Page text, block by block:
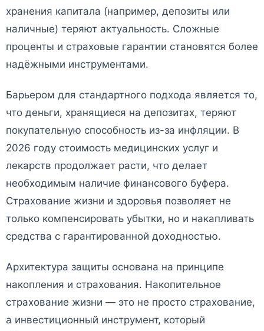
хранения капитала (например, депозиты или
наличные) теряют актуальность. Сложные
проценты и страховые гарантии становятся более
надёжными инструментами.
Барьером для стандартного подхода является то,
что деньги, хранящиеся на депозитах, теряют
покупательную способность из-за инфляции. В
2026 году стоимость медицинских услуг и
лекарств продолжает расти, что делает
необходимым наличие финансового буфера.
Страхование жизни и здоровья позволяет не
только компенсировать убытки, но и накапливать
средства с гарантированной доходностью.
Архитектура защиты основана на принципе
накопления и страхования. Накопительное
страхование жизни — это не просто страхование,
а инвестиционный инструмент, который